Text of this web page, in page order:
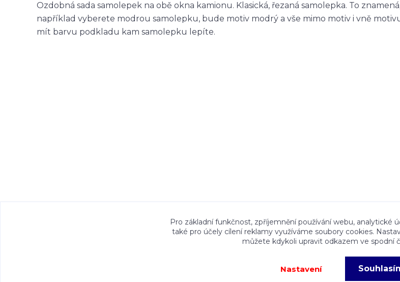
Ozdobná sada samolepek na obě okna kamionu. Klasická, řezaná samolepka. To
například vyberete modrou samolepku, bude motiv modrý a vše mimo motiv i vně
mít barvu podkladu kam samolepku lepíte.
Veškeré fotografie, grafické návrhy, vizualizace a textový obsah zveřejněný na stránkách
právem. Jejich použití bez předchozího písemného souhlasu provozovatele je zakázáno.
Pro základní funkčnost, zpříjemnění používání webu, analytické
také pro účely cílení reklamy využíváme soubory cookies.
můžete kdykoli upravit odkazem ve spodní
Nastavení